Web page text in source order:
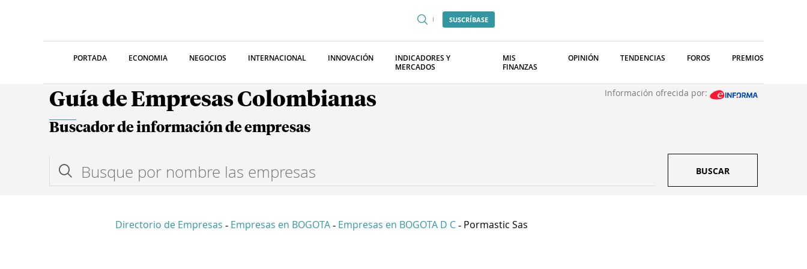
SUSCRÍBASE
PORTADA ECONOMIA NEGOCIOS INTERNACIONAL INNOVACIÓN
INDICADORES Y
MERCADOS
MIS
FINANZAS
OPINIÓN TENDENCIAS FOROS PREMIOS
Guía de Empresas Colombianas Información ofrecida por:
Buscador de información de empresas
BUSCAR
Directorio de Empresas - Empresas en BOGOTA - Empresas en BOGOTA D C - Pormastic Sas